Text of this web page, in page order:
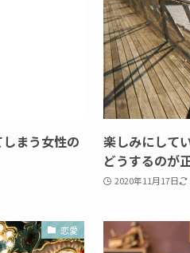
まう女性の
楽しみにして
どうするのが
2020年11月17日
恋愛